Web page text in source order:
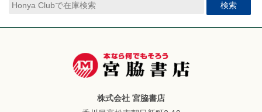
検索
株式会社 宮脇書店